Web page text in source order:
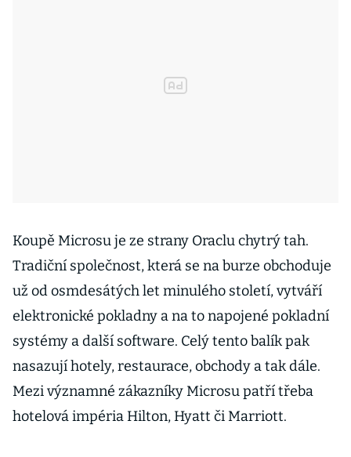
Koupě Microsu je ze strany Oraclu chytrý tah.
Tradiční společnost, která se na burze obchoduje
už od osmdesátých let minulého století, vytváří
elektronické pokladny a na to napojené pokladní
systémy a další software. Celý tento balík pak
nasazují hotely, restaurace, obchody a tak dále.
Mezi významné zákazníky Microsu patří třeba
hotelová impéria Hilton, Hyatt či Marriott.